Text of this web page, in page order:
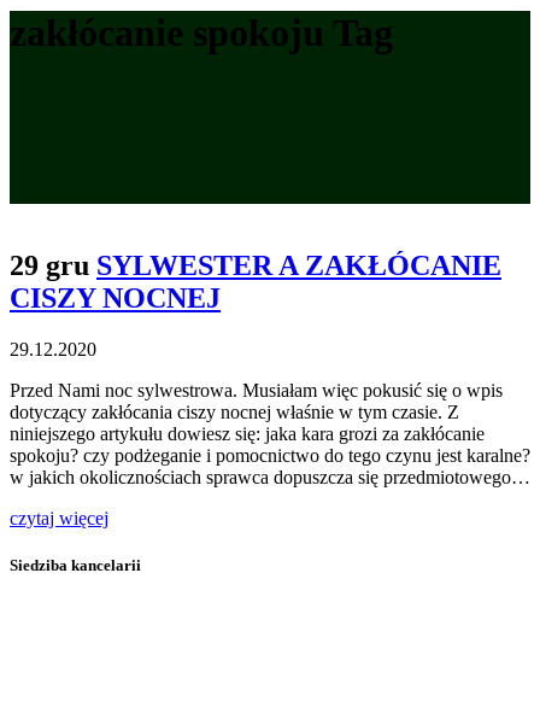
zakłócanie spokoju Tag
29 gru SYLWESTER A ZAKŁÓCANIE
CISZY NOCNEJ
29.12.2020
Przed Nami noc sylwestrowa. Musiałam więc pokusić się o wpis
dotyczący zakłócania ciszy nocnej właśnie w tym czasie. Z
niniejszego artykułu dowiesz się: jaka kara grozi za zakłócanie
spokoju? czy podżeganie i pomocnictwo do tego czynu jest karalne?
w jakich okolicznościach sprawca dopuszcza się przedmiotowego…
czytaj więcej
Siedziba kancelarii